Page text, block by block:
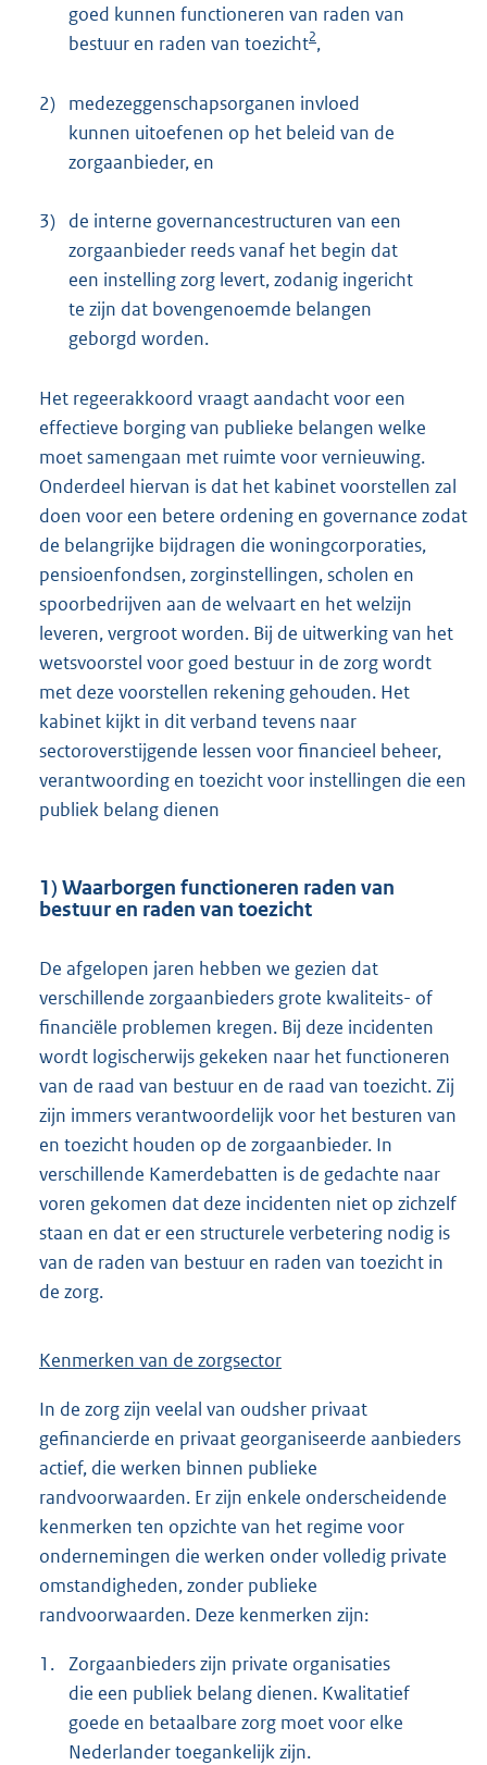
goed kunnen functioneren van raden van
bestuur en raden van toezicht2,
2) medezeggenschapsorganen invloed
kunnen uitoefenen op het beleid van de
zorgaanbieder, en
3) de interne governancestructuren van een
zorgaanbieder reeds vanaf het begin dat
een instelling zorg levert, zodanig ingericht
te zijn dat bovengenoemde belangen
geborgd worden.
Het regeerakkoord vraagt aandacht voor een
effectieve borging van publieke belangen welke
moet samengaan met ruimte voor vernieuwing.
Onderdeel hiervan is dat het kabinet voorstellen zal
doen voor een betere ordening en governance zodat
de belangrijke bijdragen die woningcorporaties,
pensioenfondsen, zorginstellingen, scholen en
spoorbedrijven aan de welvaart en het welzijn
leveren, vergroot worden. Bij de uitwerking van het
wetsvoorstel voor goed bestuur in de zorg wordt
met deze voorstellen rekening gehouden. Het
kabinet kijkt in dit verband tevens naar
sectoroverstijgende lessen voor financieel beheer,
verantwoording en toezicht voor instellingen die een
publiek belang dienen
1) Waarborgen functioneren raden van
bestuur en raden van toezicht
De afgelopen jaren hebben we gezien dat
verschillende zorgaanbieders grote kwaliteits- of
financiële problemen kregen. Bij deze incidenten
wordt logischerwijs gekeken naar het functioneren
van de raad van bestuur en de raad van toezicht. Zij
zijn immers verantwoordelijk voor het besturen van
en toezicht houden op de zorgaanbieder. In
verschillende Kamerdebatten is de gedachte naar
voren gekomen dat deze incidenten niet op zichzelf
staan en dat er een structurele verbetering nodig is
van de raden van bestuur en raden van toezicht in
de zorg.
Kenmerken van de zorgsector
In de zorg zijn veelal van oudsher privaat
gefinancierde en privaat georganiseerde aanbieders
actief, die werken binnen publieke
randvoorwaarden. Er zijn enkele onderscheidende
kenmerken ten opzichte van het regime voor
ondernemingen die werken onder volledig private
omstandigheden, zonder publieke
randvoorwaarden. Deze kenmerken zijn:
1. Zorgaanbieders zijn private organisaties
die een publiek belang dienen. Kwalitatief
goede en betaalbare zorg moet voor elke
Nederlander toegankelijk zijn.